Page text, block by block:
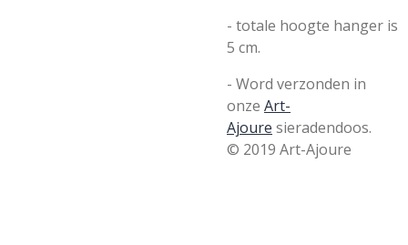
- totale hoogte hanger is
5 cm.
- Word verzonden in
onze Art-
Ajoure sieradendoos.
© 2019 Art-Ajoure